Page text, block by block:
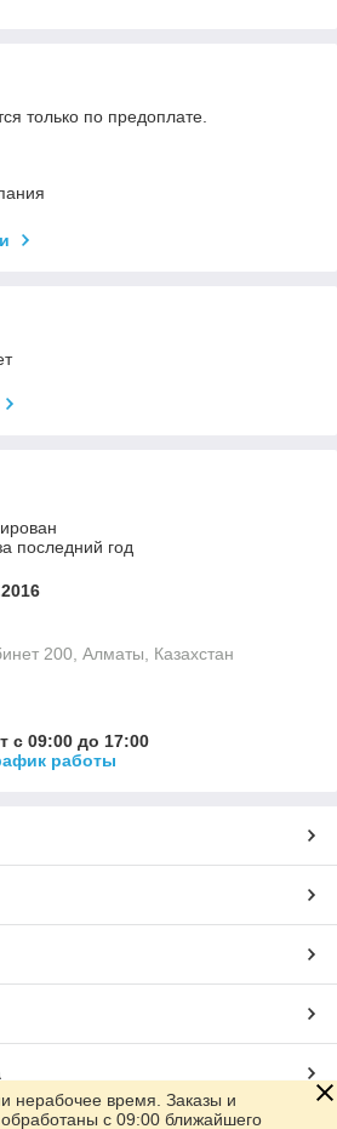
только по предоплате.
последний год
200, Алматы, Казахстан
с 09:00 до 17:00
работы
нерабочее время. Заказы и
с 09:00 ближайшего